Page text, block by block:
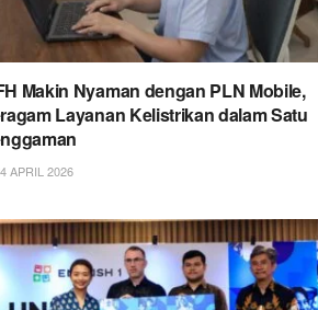
Makin Nyaman dengan PLN Mobile,
Layanan Kelistrikan dalam Satu
APRIL 2026